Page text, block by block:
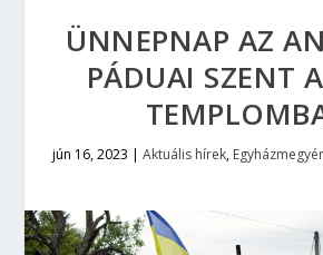
ÜNNEPNAP AZ
PÁDUAI SZENT
jún 16, 2023 | Aktuális hírek,